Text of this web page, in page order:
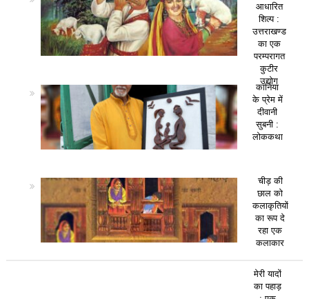
आधारित
शिल्प :
उत्तराखण्ड
का एक
परम्परागत
कुटीर
उद्योग
कानिया
के प्रेम में
दीवानी
सुबनी :
लोककथा
चीड़ की
छाल को
कलाकृतियों
का रूप दे
रहा एक
कलाकार
मेरी यादों
का पहाड़